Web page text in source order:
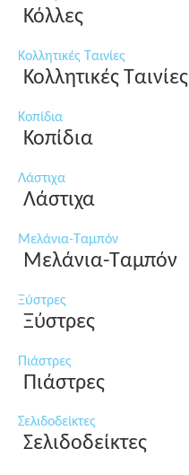
Κόλλες
Κολλητικές Ταινίες
Κολλητικές Ταινίες
Κοπίδια
Κοπίδια
Λάστιχα
Λάστιχα
Μελάνια-Ταμπόν
Μελάνια-Ταμπόν
Ξύστρες
Ξύστρες
Πιάστρες
Πιάστρες
Σελιδοδείκτες
Σελιδοδείκτες